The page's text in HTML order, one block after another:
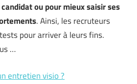
ou pour mieux saisir ses
. Ainsi, les recruteurs
pour arriver à leurs fins.
…
entretien visio ?